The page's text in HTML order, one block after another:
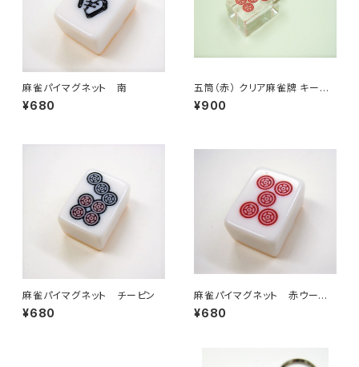
麻雀パイマグネット 南
¥680
五筒（赤） クリア麻雀牌 キーホ
ルダー
¥900
麻雀パイマグネット チーピン
¥680
麻雀パイマグネット 赤ウーピ
ン
¥680